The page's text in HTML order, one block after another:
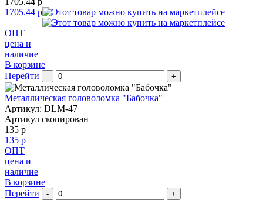
1705.44 р
ОПТ
цена и
наличие
В корзине
Перейти
- +
Металлическая головоломка "Бабочка"
Артикул: DLM-47
Артикул скопирован
135 р
135 р
ОПТ
цена и
наличие
В корзине
Перейти
- +